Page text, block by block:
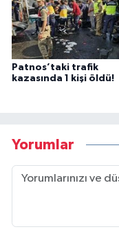
Patnos’taki trafik
kazasında 1 kişi öldü!
Yorumlar